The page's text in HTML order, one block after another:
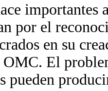
importantes
por el
en su
OMC. El
pueden